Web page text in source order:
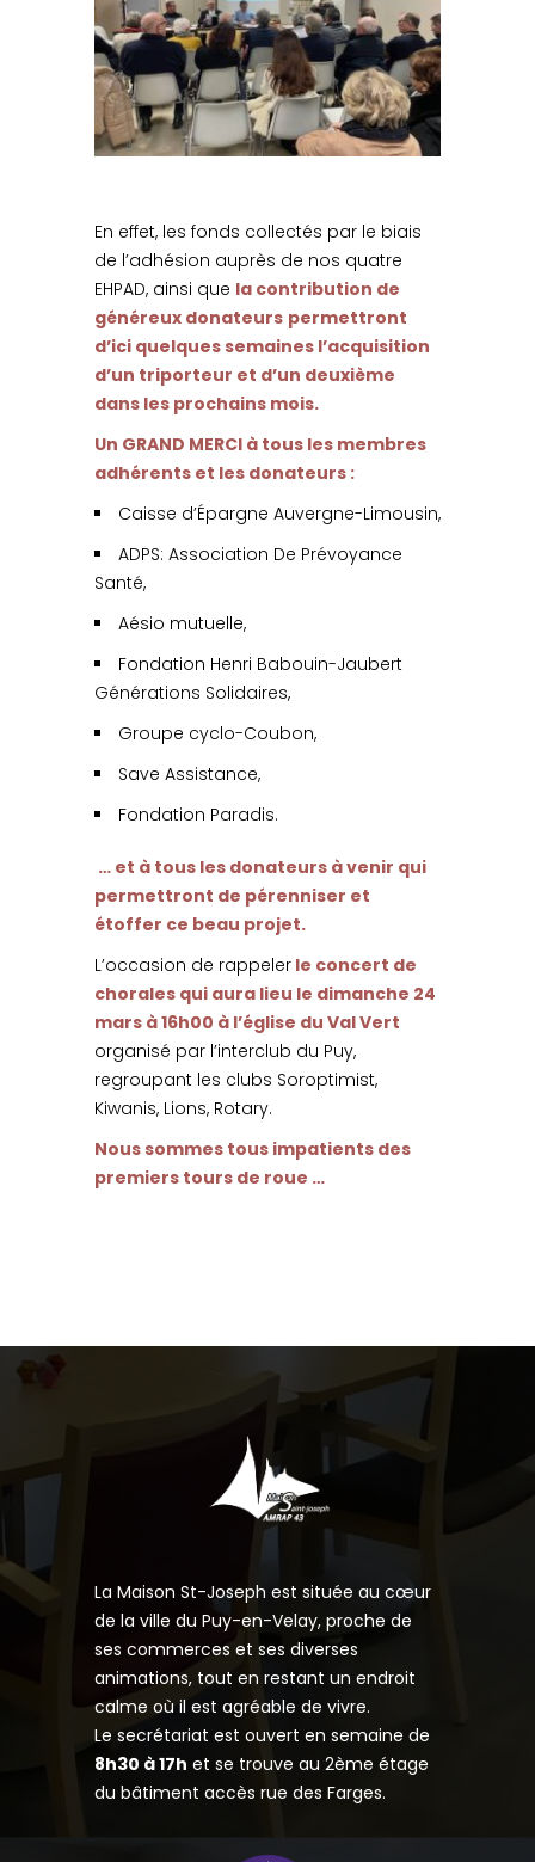
En effet, les fonds collectés par le biais
de l’adhésion auprès de nos quatre
EHPAD, ainsi que la contribution de
généreux donateurs permettront
d’ici quelques semaines l’acquisition
d’un triporteur et d’un deuxième
dans les prochains mois.
Un GRAND MERCI à tous les membres
adhérents et les donateurs :
Caisse d’Épargne Auvergne-Limousin,
ADPS: Association De Prévoyance
Santé,
Aésio mutuelle,
Fondation Henri Babouin-Jaubert
Générations Solidaires,
Groupe cyclo-Coubon,
Save Assistance,
Fondation Paradis.
… et à tous les donateurs à venir qui
permettront de pérenniser et
étoffer ce beau projet.
L’occasion de rappeler le concert de
chorales qui aura lieu le dimanche 24
mars à 16h00 à l’église du Val Vert
organisé par l’interclub du Puy,
regroupant les clubs Soroptimist,
Kiwanis, Lions, Rotary.
Nous sommes tous impatients des
premiers tours de roue …
La Maison St-Joseph est située au cœur
de la ville du Puy-en-Velay, proche de
ses commerces et ses diverses
animations, tout en restant un endroit
calme où il est agréable de vivre.
Le secrétariat est ouvert en semaine de
8h30 à 17h et se trouve au 2ème étage
du bâtiment accès rue des Farges.